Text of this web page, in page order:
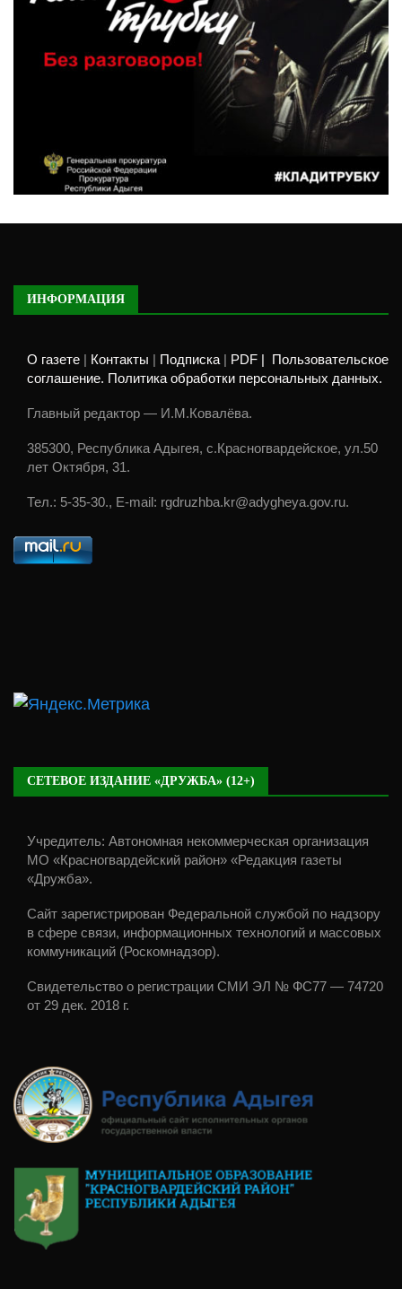
ИНФОРМАЦИЯ
О газете Контакты Подписка| PDF |
Пользовательское
соглашение. Политика обработки персональных данных.
Главный редактор — И.М.Ковалёва.
385300, Республика Адыгея, с.Красногвардейское, ул.50
лет Октября, 31.
Тел.: 5-35-30., E-mail: rgdruzhba.kr@adygheya.gov.ru.
СЕТЕВОЕ ИЗДАНИЕ «ДРУЖБА» (12+)
Учредитель: Автономная некоммерческая организация
МО «Красногвардейский район» «Редакция газеты
«Дружба».
Сайт зарегистрирован Федеральной службой по надзору
в сфере связи, информационных технологий и массовых
коммуникаций (Роскомнадзор).
Свидетельство о регистрации СМИ ЭЛ № ФС77 — 74720
от 29 дек. 2018 г.